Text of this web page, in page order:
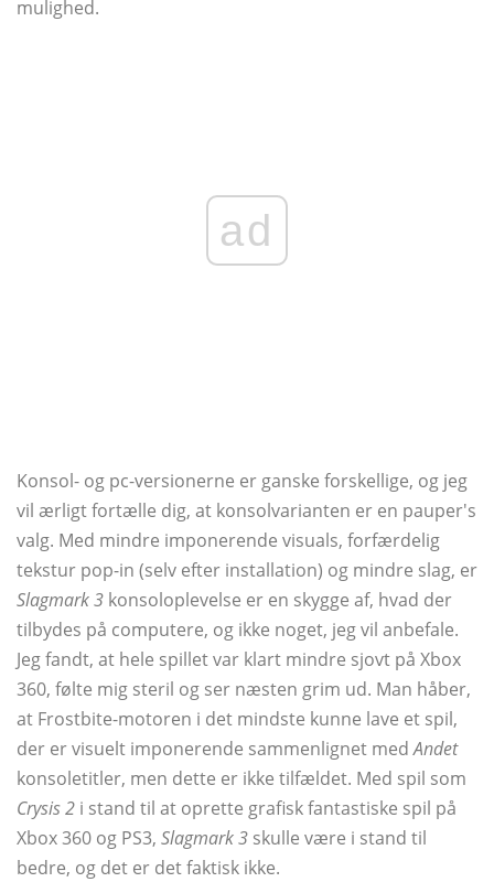
mulighed.
ad
Konsol- og pc-versionerne er ganske forskellige, og jeg
vil ærligt fortælle dig, at konsolvarianten er en pauper's
valg. Med mindre imponerende visuals, forfærdelig
tekstur pop-in (selv efter installation) og mindre slag, er
Slagmark 3 konsoloplevelse er en skygge af, hvad der
tilbydes på computere, og ikke noget, jeg vil anbefale.
Jeg fandt, at hele spillet var klart mindre sjovt på Xbox
360, følte mig steril og ser næsten grim ud. Man håber,
at Frostbite-motoren i det mindste kunne lave et spil,
der er visuelt imponerende sammenlignet medAndet
konsoletitler, men dette er ikke tilfældet. Med spil som
Crysis 2 i stand til at oprette grafisk fantastiske spil på
Xbox 360 og PS3, Slagmark 3 skulle være i stand til
bedre, og det er det faktisk ikke.